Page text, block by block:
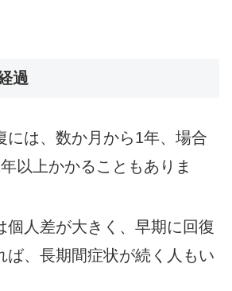
過
には、数か月から1年、場合
以上かかることもありま
個人差が大きく、早期に回復
ば、長期間症状が続く人もい